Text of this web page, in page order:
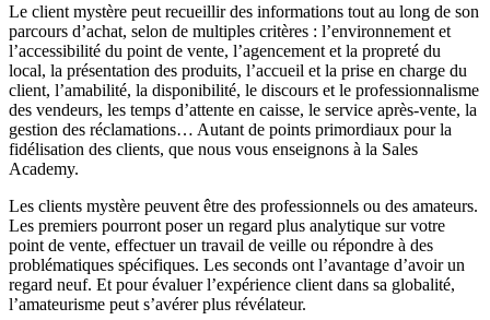
Le client mystère peut recueillir des informations tout au long de son
parcours d’achat, selon de multiples critères : l’environnement et
l’accessibilité du point de vente, l’agencement et la propreté du
local, la présentation des produits, l’accueil et la prise en charge du
client, l’amabilité, la disponibilité, le discours et le professionnalisme
des vendeurs, les temps d’attente en caisse, le service après-vente, la
gestion des réclamations… Autant de points primordiaux pour la
fidélisation des clients, que nous vous enseignons à la Sales
Academy.
Les clients mystère peuvent être des professionnels ou des amateurs.
Les premiers pourront poser un regard plus analytique sur votre
point de vente, effectuer un travail de veille ou répondre à des
problématiques spécifiques. Les seconds ont l’avantage d’avoir un
regard neuf. Et pour évaluer l’expérience client dans sa globalité,
l’amateurisme peut s’avérer plus révélateur.